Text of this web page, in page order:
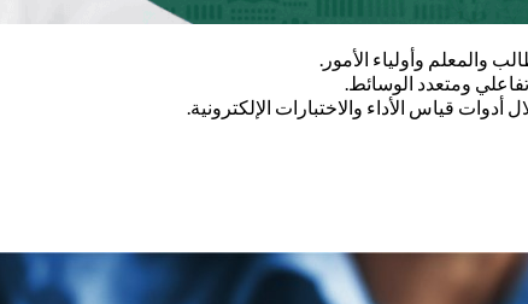
والمعلم وأولياء الأمور.
ومتعدد الوسائط.
قياس الأداء والاختبارات الإلكترونية.